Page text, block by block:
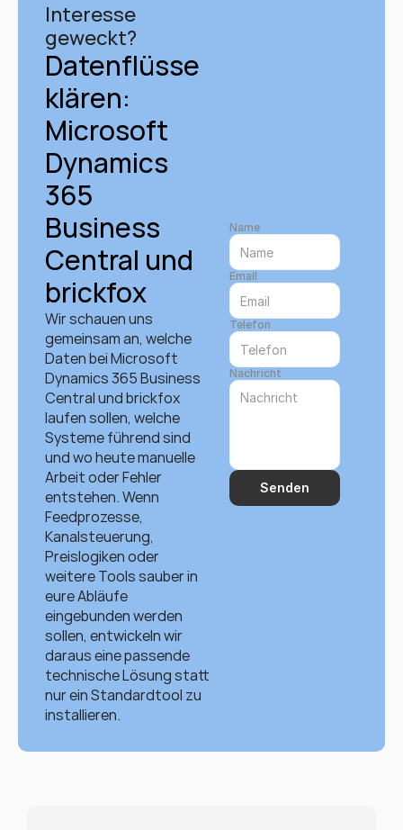
Interesse
geweckt?
Datenflüsse
klären:
Microsoft
Dynamics
365
Business
Central und
brickfox
Wir schauen uns
gemeinsam an, welche
Daten bei Microsoft
Dynamics 365 Business
Central und brickfox
laufen sollen, welche
Systeme führend sind
und wo heute manuelle
Arbeit oder Fehler
entstehen. Wenn
Feedprozesse,
Kanalsteuerung,
Preislogiken oder
weitere Tools sauber in
eure Abläufe
eingebunden werden
sollen, entwickeln wir
daraus eine passende
technische Lösung statt
nur ein Standardtool zu
installieren.
Name
Email
Telefon
Nachricht
Senden